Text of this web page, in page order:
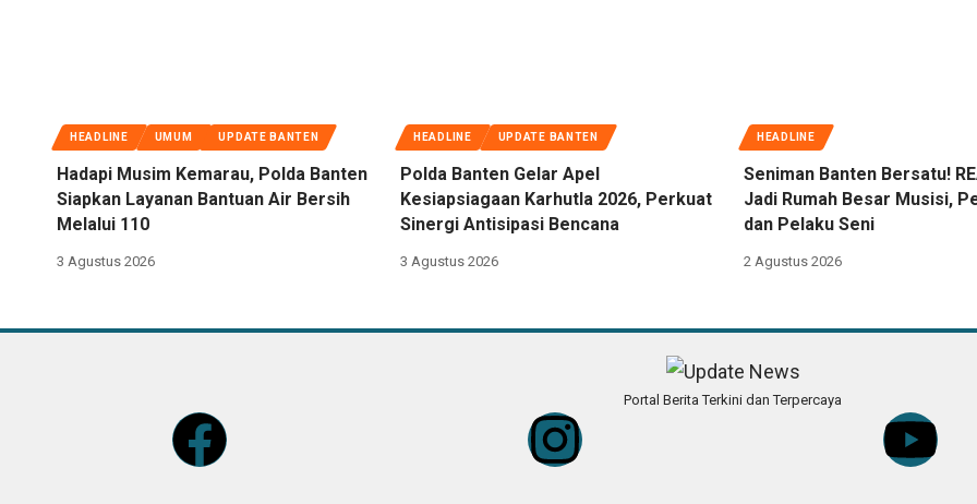
HEADLINE UMUM UPDATE BANTEN
Hadapi Musim Kemarau, Polda Banten
Siapkan Layanan Bantuan Air Bersih
Melalui 110
3 Agustus 2026
HEADLINE UPDATE BANTEN
Polda Banten Gelar Apel
Kesiapsiagaan Karhutla 2026, Perkuat
Sinergi Antisipasi Bencana
3 Agustus 2026
HEADLINE
Seniman Banten Bersatu!
Jadi Rumah Besar Musisi,
dan Pelaku Seni
2 Agustus 2026
Portal Berita Terkini dan Terpercaya